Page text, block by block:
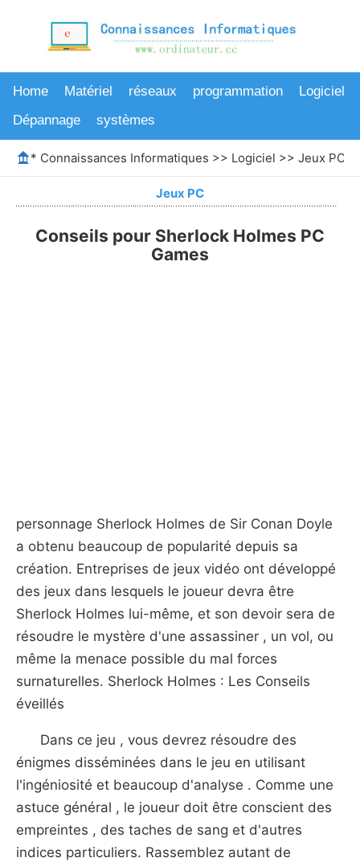
Home Matériel réseaux programmation
Logiciel
Dépannage
systèmes
* Connaissances Informatiques >> Logiciel >> Jeux PC
Jeux PC
Conseils pour Sherlock Holmes PC
Games
personnage Sherlock Holmes de Sir Conan Doyle
a obtenu beaucoup de popularité depuis sa
création. Entreprises de jeux vidéo ont développé
des jeux dans lesquels le joueur devra être
Sherlock Holmes lui-même, et son devoir sera de
résoudre le mystère d'une assassiner , un vol, ou
même la menace possible du mal forces
surnaturelles. Sherlock Holmes : Les Conseils
éveillés
Dans ce jeu , vous devrez résoudre des
énigmes disséminées dans le jeu en utilisant
l'ingéniosité et beaucoup d'analyse . Comme une
astuce général , le joueur doit être conscient des
empreintes , des taches de sang et d'autres
indices particuliers. Rassemblez autant de